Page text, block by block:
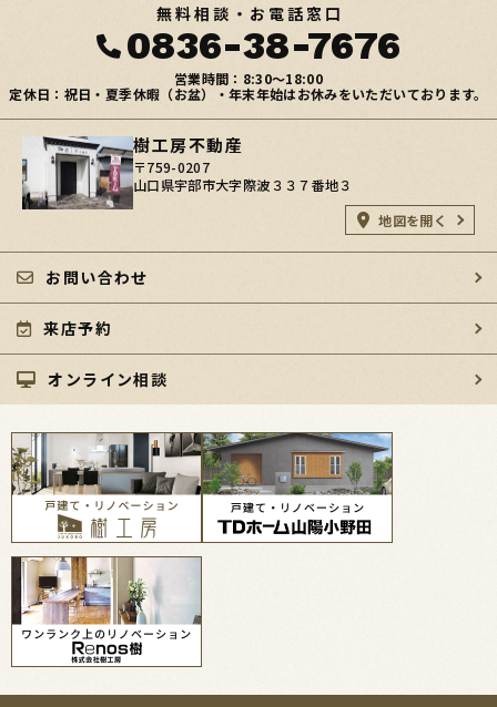
無料相談・お電話窓口
0836-38-7676
営業時間：8:30〜18:00
定休日：祝日・夏季休暇（お盆）・年末年始はお休みをいただいております。
樹工房不動産
〒759-0207
山口県宇部市大字際波３３７番地３
地図を開く
お問い合わせ
来店予約
オンライン相談